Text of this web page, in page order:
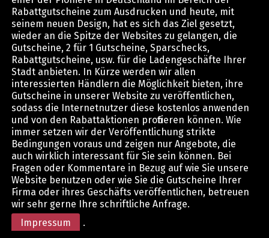
Rabattgutscheine zum Ausdrucken und heute, mit
seinem neuen Design, hat es sich das Ziel gesetzt,
wieder an die Spitze der Websites zu gelangen, die
Gutscheine, 2 für 1 Gutscheine, Sparschecks,
Rabattgutscheine, usw. für die Ladengeschäfte Ihrer
Stadt anbieten. In Kürze werden wir allen
interessierten Händlern die Möglichkeit bieten, ihre
Gutscheine in unserer Website zu veröffentlichen,
sodass die Internetnutzer diese kostenlos anwenden
und von den Rabattaktionen profitieren können. Wie
immer setzen wir der Veröffentlichung strikte
Bedingungen voraus und zeigen nur Angebote, die
auch wirklich interessant für Sie sein können. Bei
Fragen oder Kommentare in Bezug auf wie Sie unsere
Website benutzen oder wie Sie die Gutscheine Ihrer
Firma oder ihres Geschäfts veröffentlichen, betreuen
wir sehr gerne Ihre schriftliche Anfrage.
Impressum
.